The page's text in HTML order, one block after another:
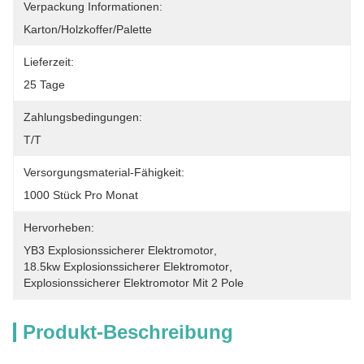
Verpackung Informationen:
Karton/Holzkoffer/Palette
Lieferzeit:
25 Tage
Zahlungsbedingungen:
T/T
Versorgungsmaterial-Fähigkeit:
1000 Stück Pro Monat
Hervorheben:
YB3 Explosionssicherer Elektromotor
18.5kw Explosionssicherer Elektromotor
Explosionssicherer Elektromotor Mit 2 Pole
Produkt-Beschreibung